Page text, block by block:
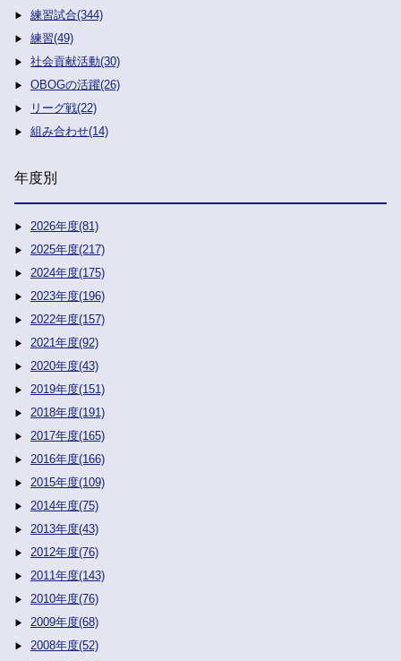
練習試合(344)
練習(49)
社会貢献活動(30)
OBOGの活躍(26)
リーグ戦(22)
組み合わせ(14)
年度別
2026年度(81)
2025年度(217)
2024年度(175)
2023年度(196)
2022年度(157)
2021年度(92)
2020年度(43)
2019年度(151)
2018年度(191)
2017年度(165)
2016年度(166)
2015年度(109)
2014年度(75)
2013年度(43)
2012年度(76)
2011年度(143)
2010年度(76)
2009年度(68)
2008年度(52)